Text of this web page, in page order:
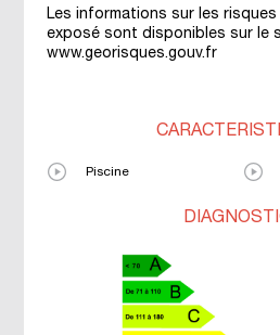
Les informations sur les
exposé sont disponibles sur le
www.georisques.gouv.fr
Piscine